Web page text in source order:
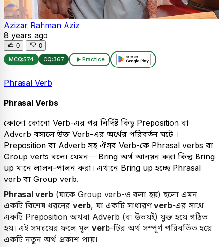
Azizar Rahman Aziz
8 years ago
0 0
MCQ:574 CQ:367 Practice
Phrasal Verb
Phrasal Verbs
কোনো কোনো Verb-এর পর নির্দিষ্ট কিছু Preposition বা
Adverb বসালে উক্ত Verb-এর অর্থের পরিবর্তন ঘটে ।
Preposition বা Adverb সহ ঐসব Verb-কে Phrasal verbs বা
Group verts বলে। যেমন— Bring অর্থ আনয়ন করা কিন্তু Bring
up মানে লালন-পালন করা। এখানে Bring up হচ্ছে Phrasal
verb বা Group verb.
Phrasal verb (যাকে Group verb-ও বলা হয়) হলো এমন
একটি বিশেষ ধরনের verb, যা একটি সাধারণ verb-এর সাথে
একটি Preposition অথবা Adverb (বা উভয়ই) যুক্ত হয়ে গঠিত
হয়। এই সমন্বয়ের ফলে মূল verb-টির অর্থ সম্পূর্ণ পরিবর্তিত হয়ে
একটি নতুন অর্থ প্রকাশ পায়।